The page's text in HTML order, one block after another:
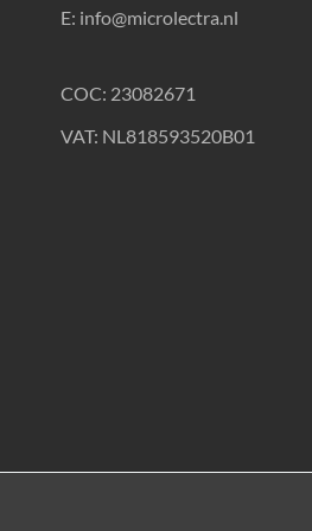
E: info@microlectra.nl
COC: 23082671
VAT: NL818593520B01